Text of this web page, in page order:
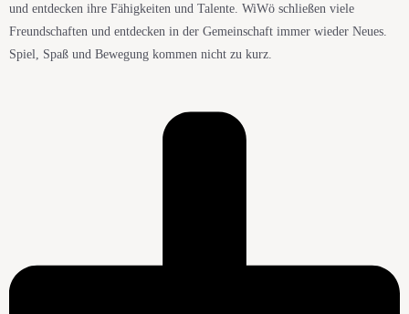
und entdecken ihre Fähigkeiten und Talente. WiWö schließen viele
Freundschaften und entdecken in der Gemeinschaft immer wieder Neues.
Spiel, Spaß und Bewegung kommen nicht zu kurz.